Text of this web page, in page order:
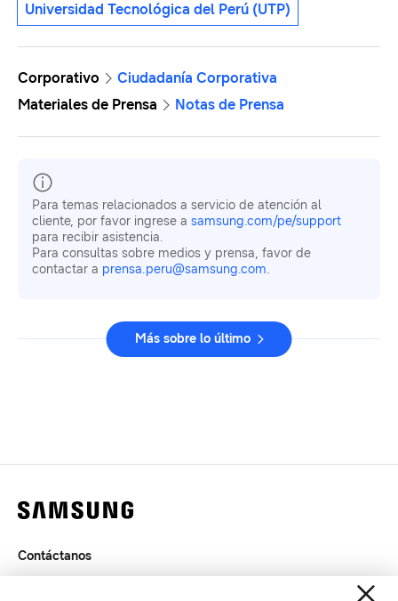
Universidad Tecnológica del Perú (UTP)
Corporativo
Ciudadanía Corporativa
Materiales de Prensa
Notas de Prensa
Para temas relacionados a servicio de atención al
cliente, por favor ingrese a samsung.com/pe/support
para recibir asistencia.
Para consultas sobre medios y prensa, favor de
contactar a prensa.peru@samsung.com.
Más sobre lo último
Contáctanos